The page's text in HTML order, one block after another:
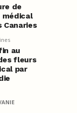
de
médical
Canaries
au
fleurs
par